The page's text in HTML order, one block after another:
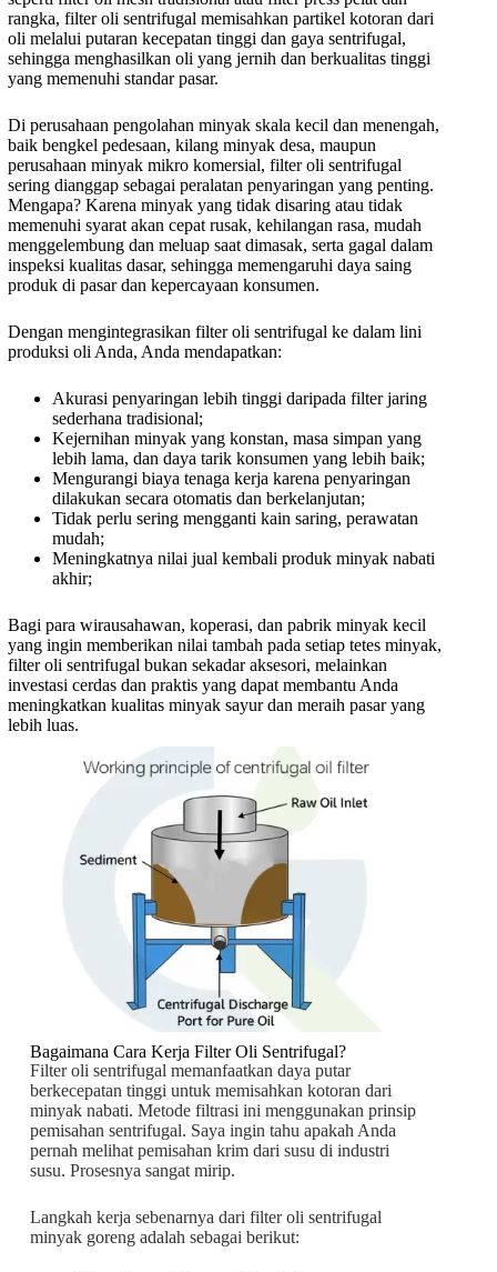
rangka, filter oli sentrifugal memisahkan partikel kotoran dari
oli melalui putaran kecepatan tinggi dan gaya sentrifugal,
sehingga menghasilkan oli yang jernih dan berkualitas tinggi
yang memenuhi standar pasar.
Di perusahaan pengolahan minyak skala kecil dan menengah,
baik bengkel pedesaan, kilang minyak desa, maupun
perusahaan minyak mikro komersial, filter oli sentrifugal
sering dianggap sebagai peralatan penyaringan yang penting.
Mengapa? Karena minyak yang tidak disaring atau tidak
memenuhi syarat akan cepat rusak, kehilangan rasa, mudah
menggelembung dan meluap saat dimasak, serta gagal dalam
inspeksi kualitas dasar, sehingga memengaruhi daya saing
produk di pasar dan kepercayaan konsumen.
Dengan mengintegrasikan filter oli sentrifugal ke dalam lini
produksi oli Anda, Anda mendapatkan:
Akurasi penyaringan lebih tinggi daripada filter jaring
sederhana tradisional;
Kejernihan minyak yang konstan, masa simpan yang
lebih lama, dan daya tarik konsumen yang lebih baik;
Mengurangi biaya tenaga kerja karena penyaringan
dilakukan secara otomatis dan berkelanjutan;
Tidak perlu sering mengganti kain saring, perawatan
mudah;
Meningkatnya nilai jual kembali produk minyak nabati
akhir;
Bagi para wirausahawan, koperasi, dan pabrik minyak kecil
yang ingin memberikan nilai tambah pada setiap tetes minyak,
filter oli sentrifugal bukan sekadar aksesori, melainkan
investasi cerdas dan praktis yang dapat membantu Anda
meningkatkan kualitas minyak sayur dan meraih pasar yang
lebih luas.
Bagaimana Cara Kerja Filter Oli Sentrifugal?
Filter oli sentrifugal memanfaatkan daya putar
berkecepatan tinggi untuk memisahkan kotoran dari
minyak nabati. Metode filtrasi ini menggunakan prinsip
pemisahan sentrifugal. Saya ingin tahu apakah Anda
pernah melihat pemisahan krim dari susu di industri
susu. Prosesnya sangat mirip.
Langkah kerja sebenarnya dari filter oli sentrifugal
minyak goreng adalah sebagai berikut: